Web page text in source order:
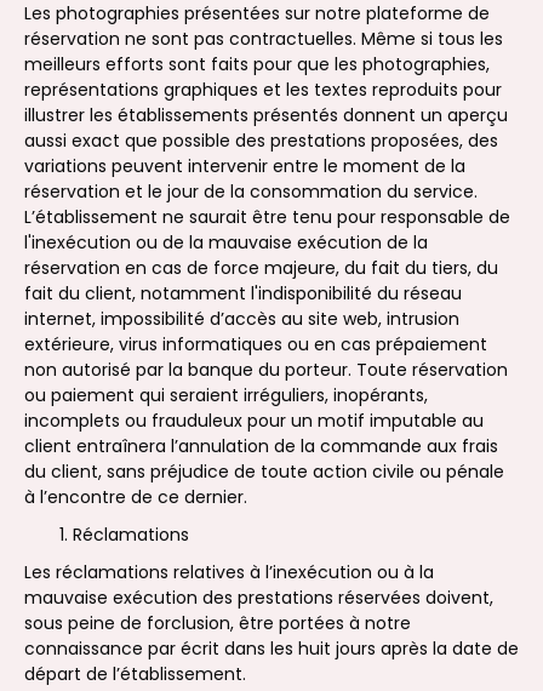
Les photographies présentées sur notre plateforme de
réservation ne sont pas contractuelles. Même si tous les
meilleurs efforts sont faits pour que les photographies,
représentations graphiques et les textes reproduits pour
illustrer les établissements présentés donnent un aperçu
aussi exact que possible des prestations proposées, des
variations peuvent intervenir entre le moment de la
réservation et le jour de la consommation du service.
L’établissement ne saurait être tenu pour responsable de
l'inexécution ou de la mauvaise exécution de la
réservation en cas de force majeure, du fait du tiers, du
fait du client, notamment l'indisponibilité du réseau
internet, impossibilité d’accès au site web, intrusion
extérieure, virus informatiques ou en cas prépaiement
non autorisé par la banque du porteur. Toute réservation
ou paiement qui seraient irréguliers, inopérants,
incomplets ou frauduleux pour un motif imputable au
client entraînera l’annulation de la commande aux frais
du client, sans préjudice de toute action civile ou pénale
à l’encontre de ce dernier.
Réclamations
Les réclamations relatives à l’inexécution ou à la
mauvaise exécution des prestations réservées doivent,
sous peine de forclusion, être portées à notre
connaissance par écrit dans les huit jours après la date de
départ de l’établissement.